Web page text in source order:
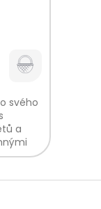
svého
a
vůně